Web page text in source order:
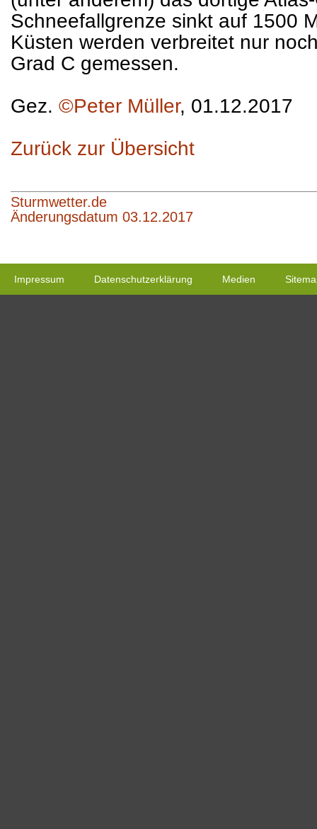
Schneefallgrenze sinkt auf 1500
Küsten werden verbreitet nur
Grad C gemessen.
Gez. ©Peter Müller, 01.12.2017
Zurück zur Übersicht
Sturmwetter.de
Änderungsdatum 03.12.2017
Impressum Datenschutzerklärung Medien